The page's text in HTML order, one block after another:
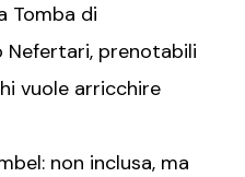
Tomba di
Nefertari, prenotabili
vuole arricchire
non inclusa, ma